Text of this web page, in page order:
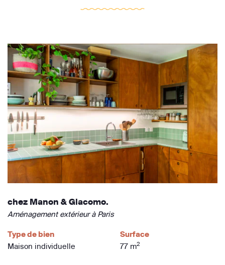
chez Manon & Giacomo.
Aménagement extérieur à Paris
Type de bien
Maison individuelle
Surface
77 m2